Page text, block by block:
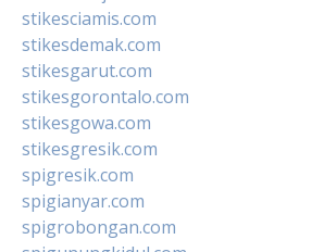
stikesciamis.com
stikesdemak.com
stikesgarut.com
stikesgorontalo.com
stikesgowa.com
stikesgresik.com
spigresik.com
spigianyar.com
spigrobongan.com